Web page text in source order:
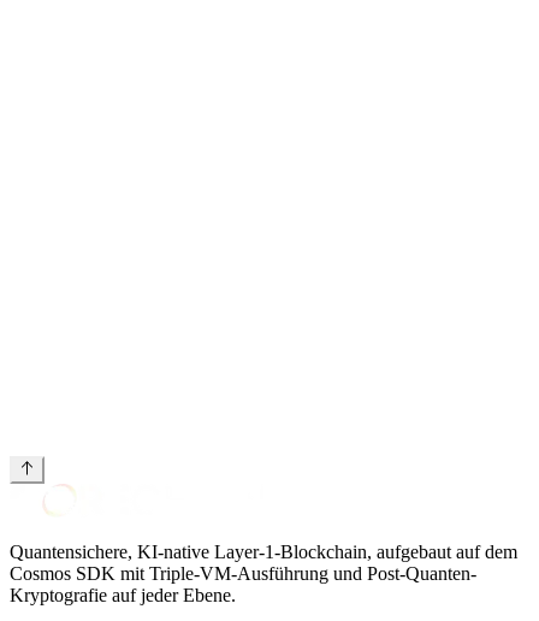
Quantensichere, KI-native Layer-1-Blockchain, aufgebaut auf dem
Cosmos SDK mit Triple-VM-Ausführung und Post-Quanten-
Kryptografie auf jeder Ebene.